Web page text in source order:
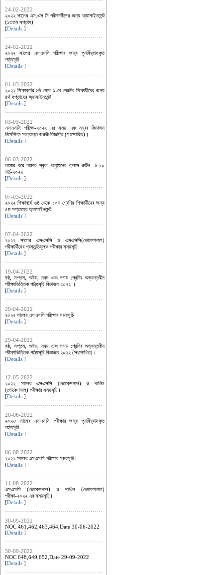
24-02-2022
২০২২ সালের এস.এস.সি পরীক্ষার্থীদের জন্য অ্যাসাইনমেন্ট
(১৩তম সপ্তাহ)
[Details ]
24-02-2022
২০২২ সালের এসএসসি পরীক্ষার জন্য পুনর্বিন্যাসকৃত
পাঠ্যসূচি
[Details ]
01-03-2022
২০২২ শিক্ষাবর্ষের ৬ষ্ঠ থেকে ১০ম শ্রেণির শিক্ষার্থীদের জন্য
৪র্থ সপ্তাহের অ্যাসাইনমেন্ট
[Details ]
03-03-2022
এসএসসি পরীক্ষা-২০২২ এর সময় এবং নম্বর বিভাজন
নির্দেশিকা সংক্রান্ত জরুরী বিজ্ঞপ্তি (সংশোধিত)।
[Details ]
06-03-2022
আমার ঘরে আমার স্কুল অনুষ্ঠানের ক্লাস রুটিন: ৬-১০
মার্চ-২০২২
[Details ]
07-03-2022
২০২২ শিক্ষাবর্ষে ৬ষ্ঠ থেকে ১০ম শ্রেণির শিক্ষার্থীদের জন্য
৫ম সপ্তাহের অ্যাসাইনমেন্ট
[Details ]
07-04-2022
২০২২ সালের এসএসসি ও এসএসসি(ভোকেশনাল)
পরীক্ষার্থীদের প্রস্তুতিমূলক পরীক্ষার সময়সূচি
[Details ]
19-04-2022
ষষ্ঠ, সপ্তম, অষ্টম, নবম এবং দশম শ্রেণির অভ্যন্তরীন
পরীক্ষাভিত্তিক পাঠ্যসূচি বিভাজন ২০২২ ।
[Details ]
29-04-2022
২০২২ সালের এসএসসি পরীক্ষার সময়সূচি
[Details ]
29-04-2022
ষষ্ঠ, সপ্তম, অষ্টম, নবম এবং দশম শ্রেণির অভ্যন্তরীন
পরীক্ষাভিত্তিক পাঠ্যসূচি বিভাজন ২০২২ (সংশোধিত)।
[Details ]
12-05-2022
২০২২ সালের এসএসসি (ভোকেশনাল) ও দাখিল
(ভোকেশনাল) পরীক্ষার সময়সূচি।
[Details ]
20-06-2022
২০২৩ সালের এসএসসি পরীক্ষার জন্য পুনর্বিন্যাসকৃত
পাঠ্যসূচি
[Details ]
06-08-2022
২০২২ সালের এসএসসি পরীক্ষার সময়সূচি।
[Details ]
11-08-2022
এসএসসি (ভোকেশনাল) ও দাখিল (ভোকেশনাল)
পরীক্ষা-২০২২ এর সময়সূচি।
[Details ]
30-09-2022
NOC 461,462,463,464,Date 30-06-2022
[Details ]
30-09-2022
NOC 648,649,652,Date 29-09-2022
[Details ]